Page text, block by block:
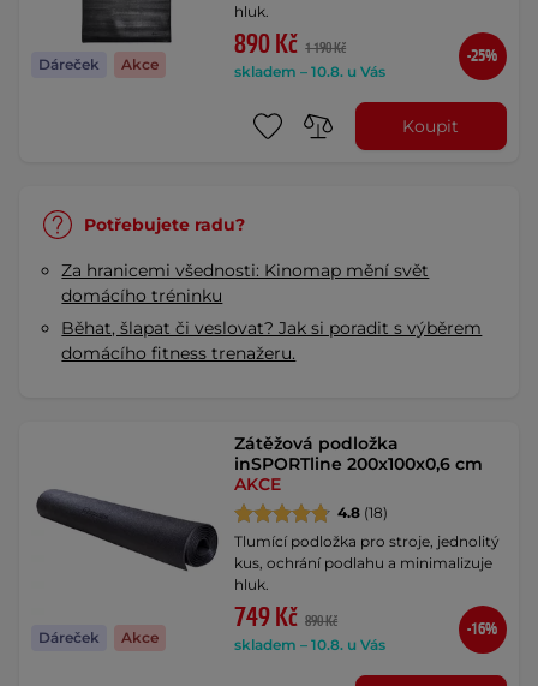
Dáreček Akce
hluk.
890 Kč 1 190 Kč
skladem – 10.8. u Vás
-25%
Koupit
Potřebujete radu?
Za hranicemi všednosti: Kinomap mění svět
domácího tréninku
Běhat, šlapat či veslovat? Jak si poradit s výběrem
domácího fitness trenažeru.
Dáreček Akce
Zátěžová podložka
inSPORTline 200x100x0,6 cm
AKCE
4.8 (18)
Tlumící podložka pro stroje, jednolitý
kus, ochrání podlahu a minimalizuje
hluk.
749 Kč 890 Kč
skladem – 10.8. u Vás
-16%